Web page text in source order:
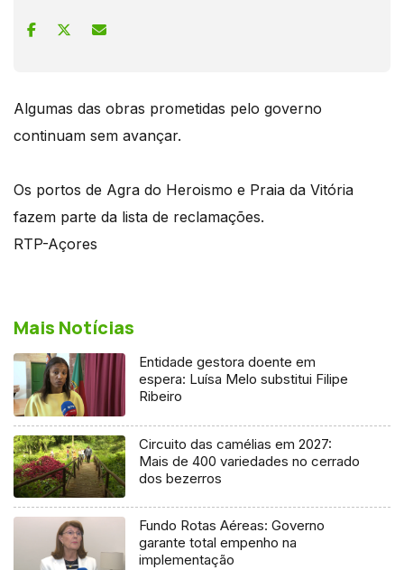
Algumas das obras prometidas pelo governo
continuam sem avançar.
Os portos de Agra do Heroismo e Praia da Vitória
fazem parte da lista de reclamações.
RTP-Açores
Mais Notícias
Entidade gestora doente em
espera: Luísa Melo substitui Filipe
Ribeiro
Circuito das camélias em 2027:
Mais de 400 variedades no cerrado
dos bezerros
Fundo Rotas Aéreas: Governo
garante total empenho na
implementação